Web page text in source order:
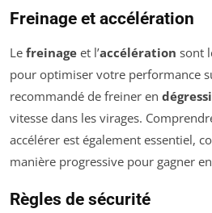
Freinage et accélération
Le freinage et l’accélération sont
pour optimiser votre performance
recommandé de freiner en
vitesse dans les virages.
accélérer est également essentiel,
manière progressive pour gagner
Règles de sécurité